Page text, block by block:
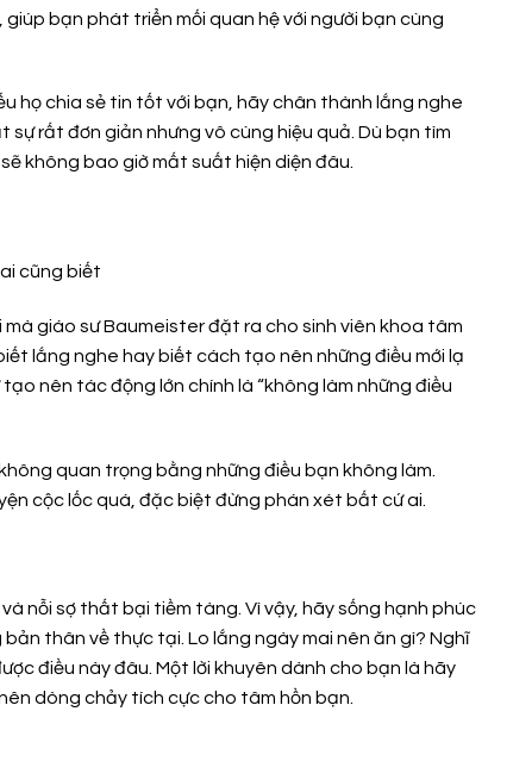
bạn phát triển mối quan hệ với người bạn cùng
họ chia sẻ tin tốt với bạn, hãy chân thành lắng nghe
sự rất đơn giản nhưng vô cùng hiệu quả. Dù bạn tìm
không bao giờ mất suất hiện diện đâu.
giáo sư Baumeister đặt ra cho sinh viên khoa tâm
lắng nghe hay biết cách tạo nên những điều mới lạ
nên tác động lớn chính là “không làm những điều
quan trọng bằng những điều bạn không làm.
cộc lốc quá, đặc biệt đừng phán xét bất cứ ai.
nỗi sợ thất bại tiềm tàng. Vì vậy, hãy sống hạnh phúc
thân về thực tại. Lo lắng ngày mai nên ăn gì? Nghĩ
điều này đâu. Một lời khuyên dành cho bạn là hãy
dòng chảy tích cực cho tâm hồn bạn.